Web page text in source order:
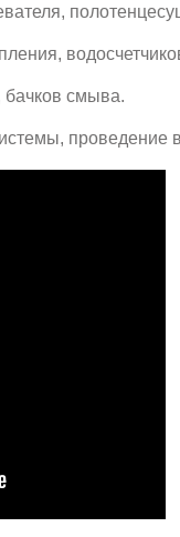
смыва.
проведение